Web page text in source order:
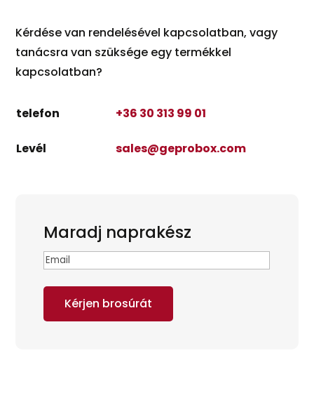
Kérdése van rendelésével kapcsolatban, vagy
tanácsra van szüksége egy termékkel
kapcsolatban?
telefon +36 30 313 99 01
Levél sales@geprobox.com
Maradj naprakész
Email
Kérjen brosúrát